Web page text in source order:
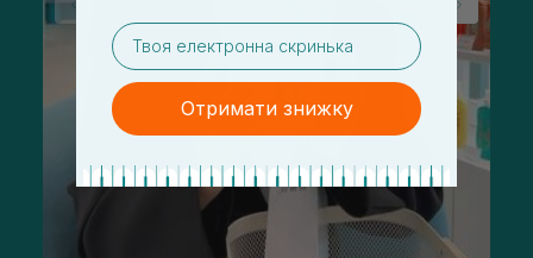
email
Отримати знижку